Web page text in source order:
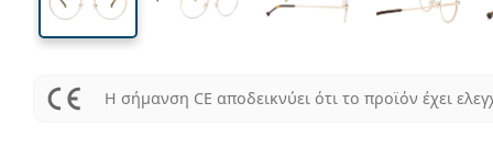
Η σήμανση CE αποδεικνύει ότι το προϊόν έχει